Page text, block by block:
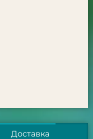
Доставка